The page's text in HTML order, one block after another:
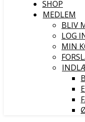
SHOP
MEDLEM
BLIV
LOG
MIN